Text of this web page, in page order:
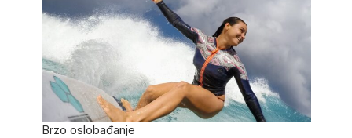
Brzo oslobađanje